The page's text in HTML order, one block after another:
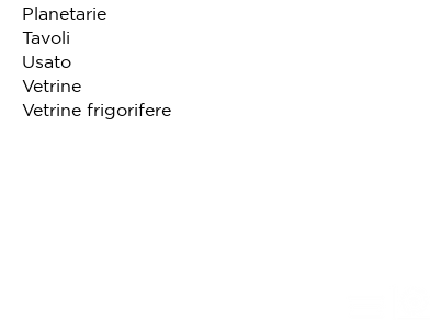
Planetarie
Tavoli
Usato
Vetrine
Vetrine frigorifere